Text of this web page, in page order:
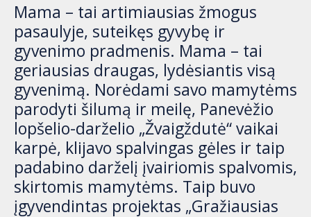
Mama – tai artimiausias žmogus
pasaulyje, suteikęs gyvybę ir
gyvenimo pradmenis. Mama – tai
geriausias draugas, lydėsiantis visą
gyvenimą. Norėdami savo mamytėms
parodyti šilumą ir meilę, Panevėžio
lopšelio-darželio „Žvaigždutė“ vaikai
karpė, klijavo spalvingas gėles ir taip
padabino darželį įvairiomis spalvomis,
skirtomis mamytėms. Taip buvo
įgyvendintas projektas „Gražiausias